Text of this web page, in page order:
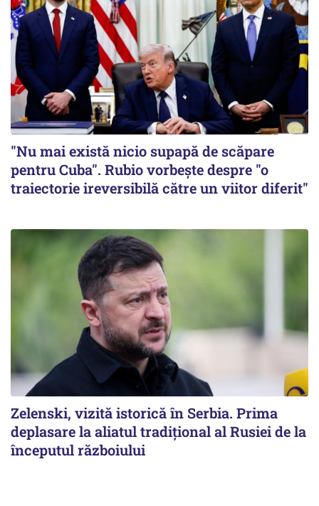
"Nu mai există nicio supapă de scăpare
pentru Cuba". Rubio vorbește despre "o
traiectorie ireversibilă către un viitor diferit"
Zelenski, vizită istorică în Serbia. Prima
deplasare la aliatul tradițional al Rusiei de la
începutul războiului